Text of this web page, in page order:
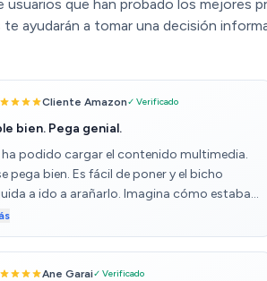
usuarios que han probado los mejores
ayudarán a tomar una decisión
Cliente Amazon✓ Verificado
bien. Pega genial.
ha podido cargar el contenido multimedia.
pega bien. Es fácil de poner y el bicho
a ido a arañarlo. Imagina cómo estaba
Ane Garai✓ Verificado